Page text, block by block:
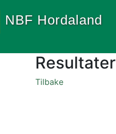
NBF Hordaland
Resultater
Tilbake